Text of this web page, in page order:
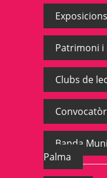
Exposicions
Patrimoni
Clubs de
Banda
Palma